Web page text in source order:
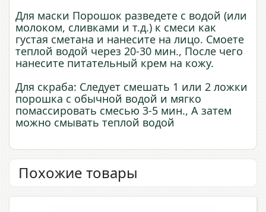
Для маски Порошок разведете с водой (или
молоком, сливками и т.д.) к смеси как
густая сметана и нанесите на лицо. Смоете
теплой водой через 20-30 мин., После чего
нанесите питательный крем на кожу.
Для скраба: Следует смешать 1 или 2 ложки
порошка с обычной водой и мягко
помассировать смесью 3-5 мин., А затем
можно смывать теплой водой
Похожие товары